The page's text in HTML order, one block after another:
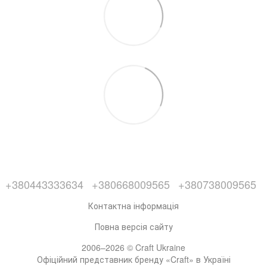
+380443333634 +380668009565 +380738009565
Контактна інформація
Повна версія сайту
2006–2026 © Craft Ukraine
Офіційний представник бренду «Craft» в Україні